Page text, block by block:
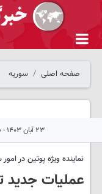
صفحه اصلی سوریه
۲۳ آبان ۱۴۰۳ - ۲۳:۵۰
نماینده ویژه پوتین در
عملیات جدید